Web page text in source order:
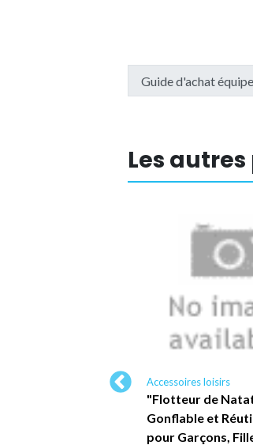
Les
Accessoires loisirs
"Flotteur de
Gonflable et
pour Garçons,